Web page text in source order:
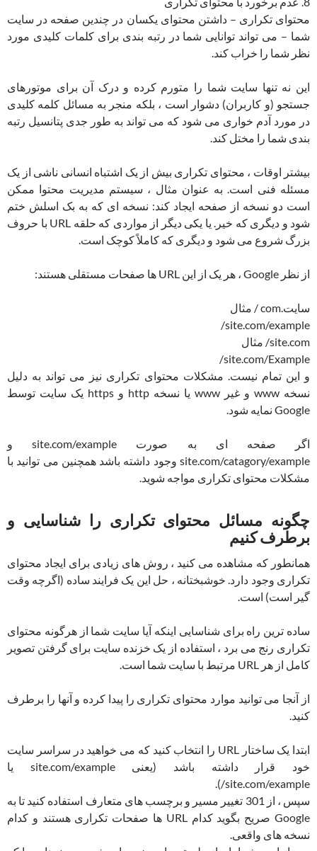
محتوای تکراری – داشتن محتوای یکسان در چندین صفحه در سایت
شما – می تواند توانایی شما در رتبه بندی برای کلمات کلیدی مورد
نظر شما را خراب کند.
این نه تنها سایت شما را متورم کرده و درک آن برای موتورهای
جستجو (و کاربران) دشوار است ، بلکه منجر به مسائل کلمه کلیدی
در مورد آدم خواری می شود که می تواند به طور جدی پتانسیل رتبه
بندی شما را مختل کند.
بیشتر اوقات ، محتوای تکراری بیش از یک اشتباه انسانی ناشی از یک
مسئله فنی است. به عنوان مثال ، سیستم مدیریت محتوا ممکن
است دو نسخه از صفحه ایجاد کند: نسخه ای که به بک اسلش ختم
شود و دیگری که خیر. یا یکی دیگر از مواردی که حلقه URL با حروف
بزرگ شروع می شود و دیگری که کاملاً کوچک است.
از نظر Google ، هر یک از این URL ها صفحات مستقلی هستند:
سایت.com / مثال
site.com/example/
site.com/ مثال
site.com/Example/
و این تمام نیست. مشکلات محتوای تکراری نیز می تواند به دلیل
نسخه www و غیر www یا نسخه http و https یک سایت توسط
Google نمایه شود.
اگر صفحه ای به صورت site.com/example و
site.com/catagory/example وجود داشته باشد همچنین می توانید با
مشکلات محتوای تکراری مواجه شوید.
چگونه مسائل محتوای تکراری را شناسایی و
برطرف کنیم
همانطور که مشاهده می کنید ، روش های زیادی برای ایجاد محتوای
تکراری وجود دارد. خوشبختانه ، حل این یک فرایند ساده (اگرچه وقت
گیر است) است.
ساده ترین راه برای شناسایی اینکه آیا سایت شما از هرگونه محتوای
تکراری رنج می برد ، استفاده از یک خزنده سایت برای گرفتن تصویر
کامل از هر URL مرتبط با سایت شما است.
از آنجا می توانید موارد محتوای تکراری را پیدا کرده و آنها را برطرف
کنید.
ابتدا یک ساختار URL را انتخاب کنید که می خواهید در سراسر سایت
خود قرار داشته باشد (یعنی site.com/example یا
site.com/example/).
سپس ، از 301 تغییر مسیر و برچسب های متعارف استفاده کنید تا به
Google صریح بگوید کدام URL ها صفحات تکراری هستند و کدام
نسخه های واقعی.